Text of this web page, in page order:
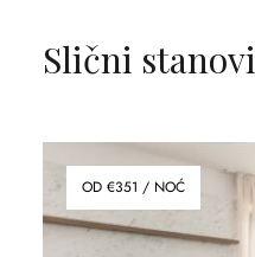
Slični stanovi
OD €351 / NOĆ